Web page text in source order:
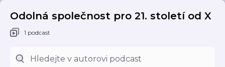
Odolná společnost pro 21. století od X
1 podcast